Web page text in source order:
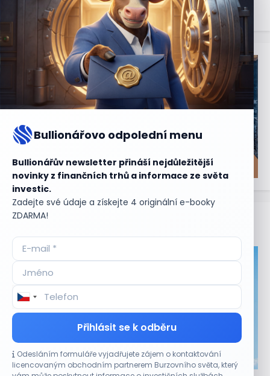
Bullionářovo odpolední menu
Bullionářův newsletter přináší nejdůležitější
novinky z finančních trhů a informace ze světa
investic.
Zadejte své údaje a získejte 4 originální e-booky
ZDARMA!
Přihlásit se k odběru
Odesláním formuláře vyjadřujete zájem o kontaktování
licencovaným obchodním partnerem Burzovního světa, který
Aktuální
CO HÝBE TRHEM